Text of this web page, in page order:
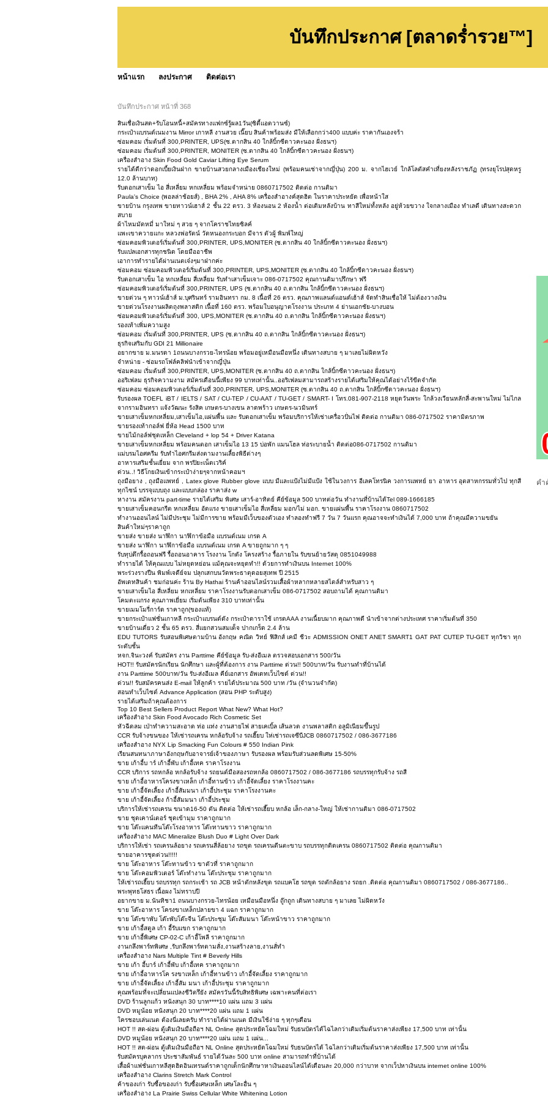
บันทึกประกาศ [ตลาดร่ำรวย™]
หน้าแรก ลงประกาศ ติดต่อเรา
บันทึกประกาศ หน้าที่ 368
สินเชื่อเงินสด+รับโอนหนี้+สมัครทางแฟกซ์รู้ผล1วัน(ซิตี้แอดวานซ์)
กระเป๋าแบรนด์เนมงาน Mirror เกาหลี งานสวย เนี๊ยบ สินค้าพร้อมส่ง มีให้เลือกกว่า400 แบบค่ะ ราคากันเองจร้า
ซ่อมคอม เริ่มต้นที่ 300,PRINTER, UPS(ซ.ตากสิน 40 ใกล้บิ้กซีดาวคะนอง ฝั่งธนฯ)
ซ่อมคอม เริ่มต้นที่ 300,PRINTER, MONITER (ซ.ตากสิน 40 ใกล้บิ้กซีดาวคะนอง ฝั่งธนฯ)
เครื่องสำอาง Skin Food Gold Caviar Lifting Eye Serum
รายได้ดีกว่าดอกเบี้ยเงินฝาก ขายบ้านสวยกลางเมืองเชียงใหม่ (พร้อมคนเช่าจากญี่ปุ่น) 200 ม. จากไฮเวย์ ใกล้โลตัสคำเที่ยงหลังราชภัฏ (ทรงยุโรปสุดหรู
12.0 ล้านบาท)
รับตอกเสาเข็ม ไอ สี่เหลี่ยม หกเหลี่ยม พร้อมจำหน่าย 0860717502 ติดต่อ กานติมา
Paula's Choice (พอลล่าช้อยส์) , BHA 2% , AHA 8% เครื่องสำอางค์สุดฮิต ในราคาประหยัด เพื่อหน้าใส
ขายบ้าน กรุงเทพ ขายทาวน์เฮาส์ 2 ชั้น 22 ตรว. 3 ห้องนอน 2 ห้องน้ำ ต่อเติมหลังบ้าน ทาสีใหม่ทั้งหลัง อยู่ห้วยขวาง ใจกลางเมือง ทำเลดี เดินทางสะดวก
สบาย
ผ้าไหมมัดหมี่ มาใหม่ ๆ สวย ๆ จากโคราชไทยซิลค์
แพะเขาควายแกะ หลวงพ่อรัตน์ วัดหนองกระบอก มีจาร ตัวผู้ พิมพ์ใหญ่
ซ่อมคอมพิวเตอร์เริ่มต้นที่ 300,PRINTER, UPS,MONITER (ซ.ตากสิน 40 ใกล้บิ้กซีดาวคะนอง ฝั่งธนฯ)
รับแปลเอกสารทุกชนิด โดยมืออาชีพ
เอาการทำรายได้ผ่านเนตเจ๋งๆมาฝากค่ะ
ซ่อมคอม ซ่อมคอมพิวเตอร์เริ่มต้นที่ 300,PRINTER, UPS,MONITER (ซ.ตากสิน 40 ใกล้บิ้กซีดาวคะนอง ฝั่งธนฯ)
รับตอกเสาเข็ม ไอ หกเหลี่ยม สี่เหลี่ยม รับทำเสาเข็มเจาะ 086-0717502 คุณกานติมาปรึกษา ฟรี
ซ่อมคอมพิวเตอร์เริ่มต้นที่ 300,PRINTER, UPS (ซ.ตากสิน 40 ถ.ตากสิน ใกล้บิ้กซีดาวคะนอง ฝั่งธนฯ)
ขายด่วน ๆ ทาวน์เฮ้าส์ ม.บุศรินทร์ รามอินทรา กม. 8 เนื้อที่ 26 ตรว. คุณภาพแลนด์แอนด์เฮ้าส์ จัดทำสินเชื่อให้ ไม่ต้องวางเงิน
ขายด่วนโรงงานผลิตถุงพลาสติก เนื้อที่ 160 ตรว. พร้อมใบอนุญาตโรงงาน ประเภท 4 ย่านเอกชัย-บางบอน
ซ่อมคอมพิวเตอร์เริ่มต้นที่ 300, UPS,MONITER (ซ.ตากสิน 40 ถ.ตากสิน ใกล้บิ้กซีดาวคะนอง ฝั่งธนฯ)
รองเท้าเพิ่มความสูง
ซ่อมคอม เริ่มต้นที่ 300,PRINTER, UPS (ซ.ตากสิน 40 ถ.ตากสิน ใกล้บิ้กซีดาวคะนอง ฝั่งธนฯ)
ธุรกิจเสริมกับ GDI 21 Millionaire
อยากขาย ม.มนรดา 1ถนนบางกรวย-ไทรน้อย พร้อมอยู่เหมือนมือหนึ่ง เดินทางสบาย ๆ มาเลยไม่ผิดหวัง
จำหน่าย - ซ่อมรถโฟล์คลิฟนำเข้าจากญี่ปุ่น
ซ่อมคอม เริ่มต้นที่ 300,PRINTER, UPS,MONITER (ซ.ตากสิน 40 ถ.ตากสิน ใกล้บิ้กซีดาวคะนอง ฝั่งธนฯ)
ออริเฟลม ธุรกิจความงาม สมัครเดือนนี้เพียง 99 บาทเท่านั้น..ออริเฟลมสามารถสร้างรายได้เสริมให้คุณได้อย่างไร้ขีดจำกัด
ซ่อมคอม ซ่อมคอมพิวเตอร์เริ่มต้นที่ 300,PRINTER, UPS,MONITER (ซ.ตากสิน 40 ถ.ตากสิน ใกล้บิ้กซีดาวคะนอง ฝั่งธนฯ)
รับรองผล TOEFL iBT / IELTS / SAT / CU-TEP / CU-AAT / TU-GET / SMART- I โทร.081-907-2118 หยุดวันพระ ใกล้วงเวียนหลักสี่-สะพานใหม่ ไม่ไกล
จากรามอินทรา แจ้งวัฒนะ รังสิค เกษตร-บางเขน ลาดพร้าว เกษตร-นวมินทร์
ขายเสาเข็มหกเหลี่ยม,เสาเข็มไอ,แผ่นพื้น และ รับตอกเสาเข็ม พร้อมบริการให้เช่าเครื่อวปั่นไฟ ติดต่อ กานติมา 086-0717502 ราคามิตรภาพ
ขายรองเท้ากอล์ฟ ยี่ห้อ Head 1500 บาท
ขายไม้กอล์ฟชุดเหล็ก Cleveland + lop 54 + Driver Katana
ขายเสาเข็มหกเหลี่ยม พร้อมคนตอก เสาเข็มไอ 13 15 บ่อพัก แมนโฮล ท่อระบายน้ำ ติดต่อ086-0717502 กานติมา
แม่บรมไอศครีม รับทำไอศกรีมส่งตามงานเลี้ยงพิธีต่างๆ
อาหารเสริมชั้นเยี่ยม จาก พรปิยะเน็ตเวริค์
ด่วน..! วิธีโกยเงินเข้ากระเป๋าง่ายๆจากหน้าคอมฯ
ถุงมือยาง , ถุงมือแพทย์ , Latex glove Rubber glove แบบ มีและแป้งไม่มีแป้ง ใช้ในวงการ อีเลคโทรนิค วงการแพทย์ ยา อาหาร อุตสาหกรรมทั่วไป ทุกสี
ทุกไซน์ บรรจุแบบถุง และแบบกล่อง ราคาส่ง w
หางาน สมัครงาน part-time รายได้เสริม พิเศษ เสาร์-อาทิตย์ คีย์ข้อมูล 500 บาทต่อวัน ทำงานที่บ้านได้Tel 089-1666185
ขายเสาเข็มคอนกรีต หกเหลี่ยม อัดแรง ขายเสาเข็มไอ สี่เหลี่ยม มอก/ไม่ มอก. ขายแผ่นพื้น ราคาโรงงาน 0860717502
ทำงานออนไลน์ ไม่มีประชุม ไม่มีการขาย พร้อมมีเว็บของตัวเอง ทำลองทำฟรี 7 วัน 7 วันแรก คุณอาจจะทำเงินได้ 7,000 บาท ถ้าคุณมีความขยัน
สินค้าใหม่ๆราคาถูก
ขายส่ง ขายส่ง นาฬิกา นาฬิกาข้อมือ แบรนด์เนม เกรด A
ขายส่ง นาฬิกา นาฬิกาข้อมือ แบรนด์เนม เกรด A ขายถูกมาก ๆ ๆ
รับทุบ่ตึกรื้อถอนฟรี รื้อถอนอาคาร โรงงาน โกดัง โครงสร้าง รื้อภายใน รับขนย้ายวัสดุ 0851049988
ทำรายได้ ให้คุณแบบ ไม่หยุดหย่อน แม้คุณจะหยุดทำ!! ด้วยการทำเงินบน Internet 100%
พระร่วงรางปืน พิมพ์เจดีย์จม ปลุกเสกบนวัดพระธาตุดอยสุเทพ ปี 2515
อัพเดทสินค้า ชมก่อนค่ะ ร้าน By Hathai ร้านค้าออนไลน์รวมเสื้อผ้าหลากหลายสไตล์สำหรับสาว ๆ
ขายเสาเข็มไอ สี่เหลี่ยม หกเหลี่ยม ราคาโรงงานรับตอกเสาเข็ม 086-0717502 สอบถามได้ คุณกานติมา
โคมตะแกรง คุณภาพเยี่ยม เริ่มต้นเพียง 310 บาทเท่านั้น
ขายเมมโมรี่การ์ด ราคาถูก(ของแท้)
ขายกระเป๋าแฟชั่นเกาหลี กระเป๋าแบรนด์ดัง กระเป๋าดาราใช้ เกรดAAA งานเนี้ยบมาก คุณภาพดี นำเข้าจากต่างประเทศ ราคาเริ่มต้นที่ 350
ขายบ้านเดี่ยว 2 ชั้น 65 ตรว. สี่แยกสวนสมเด็จ ปากเกร็ด 2.4 ล้าน
EDU TUTORS รับสอนพิเศษตามบ้าน อังกฤษ คณิต วิทย์ ฟิสิกส์ เคมี ชีวะ ADMISSION ONET ANET SMART1 GAT PAT CUTEP TU-GET ทุกวิชา ทุก
ระดับชั้น
หจก.จินะวงค์ รับสมัคร งาน Parttime คีย์ข้อมูล รับ-ส่งอีเมล ตรวจสอบเอกสาร 500/วัน
HOT!! รับสมัครนักเรียน นักศึกษา และผู้ที่ต้องการ งาน Parttime ด่วน!! 500บาท/วัน รับงานทำที่บ้านได้
งาน Parttime 500บาท/วัน รับ-ส่งอีเมล คีย์เอกสาร อัพเดทเว็บไซด์ ด่วน!!
ด่วน!! รับสมัครคนส่ง E-mail ให้ลูกค้า รายได้ประมาณ 500 บาท /วัน (จำนวนจำกัด)
สอนทำเว็บไซต์ Advance Application (สอน PHP ระดับสูง)
รายได้เสริมถ้าคุณต้องการ
Top 10 Best Sellers Product Report What New? What Hot?
เครื่องสำอาง Skin Food Avocado Rich Cosmetic Set
หัวฉีดลม เป่าทำความสะอาด ท่อ แท่ง งานสายไฟ สายเคเบิ้ล เส้นลวด งานพลาสติก อลูมิเนียมขึ้นรูป
CCR รับจ้างขนของ ให้เช่ารถเครน หกล้อรับจ้าง รถเฮี๊ยบ ให่เช่ารถเจซีบีJCB 0860717502 / 086-3677186
เครื่องสำอาง NYX Lip Smacking Fun Colours # 550 Indian Pink
เรียนสนทนาภาษาอังกฤษกับอาจารย์เจ้าของภาษา รับรองผล พร้อมรับส่วนลดพิเศษ 15-50%
ขาย เก้าอี้บ าร์ เก้าอี้พับ เก้าอี้เทค ราคาโรงงาน
CCR บริการ รถหกล้อ หกล้อรับจ้าง รถยนต์มือสองรถหกล้อ 0860717502 / 086-3677186 รถบรรทุกรับจ้าง รถสี
ขาย เก้าอี้อาหารโครงขาเหล็ก เก้าอี้ทานข้าว เก้าอี้จัดเลี้ยง ราคาโรงงานคะ
ขาย เก้าอี้จัดเลี้ยง เก้าอี้สัมมนา เก้าอี้ประชุม ราคาโรงงานคะ
ขาย เก้าอี้จัดเลี้ยง ก้าอี้สัมมนา เก้าอี้ประชุม
บริการให้เช่ารถเครน ขนาด16-50 ตัน ติดต่อ ให้เช่ารถเฮี๊ยบ หกล้อ เล็ก-กลาง-ใหญ่ ให้เช่ากานติมา 086-0717502
ขาย ชุดเคาน์เตอร์ ชุดเข้ามุม ราคาถูกมาก
ขาย โต๊ะแคนทีนโต๊ะโรงอาหาร โต๊ะทานขาว ราคาถูกมาก
เครื่องสำอาง MAC Mineralize Blush Duo # Light Over Dark
บริการให้เช่า รถเครนล้อยาง รถเครนสี่ล้อยาง รถขุด รถเครนตีนตะขาบ รถบรรทุกติดเครน 0860717502 ติดต่อ คุณกานติมา
ขายอาคารชุดด่วน!!!!!
ขาย โต๊ะอาหาร โต๊ะทานข้าว ขาตัวที่ ราคาถูกมาก
ขาย โต๊ะคอมพิวเตอร์ โต๊ะทำงาน โต๊ะประชุม ราคาถูกมาก
ให้เช่ารถเฮี๊ยบ รถบรรทุก รถกระเช้า รถ JCB หน้าตักหลังขุด รถแบคโฮ รถขุด รถตักล้อยาง รถยก .ติดต่อ คุณกานติมา 0860717502 / 086-3677186..
พระพุทธโสธร เนื้อผง ไม่ทราบปี
อยากขาย ม.นันทิชา1 ถนนบางกรวย-ไทรน้อย เหมือนมือหนึ่ง ถู๊กถูก เดินทางสบาย ๆ มาเลย ไม่ผิดหวัง
ขาย โต๊ะอาหาร โครงขาเหล็กปลายขา 4 แฉก ราคาถูกมาก
ขาย โต๊ะขาพับ โต๊ะพับโต๊ะจีน โต๊ะประชุม โต๊ะสัมมนา โต๊ะหน้าขาว ราคาถูกมาก
ขาย เก้าอี้สตูล เก้า อี้รับแขก ราคาถูกมาก
ขาย เก้าอี้พิเศษ CP-02-C เก้าอี้โพลี ราคาถูกมาก
งานกลึงพาร์ทพิเศษ ,รับกลึงพาร์ทตามสั่ง,งานสร้างลาย,งานสั่ทำ
เครื่องสำอาง Nars Multiple Tint # Beverly Hills
ขาย เก้า อี้บาร์ เก้าอี้พับ เก้าอี้เทค ราคาถูกมาก
ขาย เก้าอี้อาหารโค รงขาเหล็ก เก้าอี้ทานข้าว เก้าอี้จัดเลี้ยง ราคาถูกมาก
ขาย เก้าอี้จัดเลี้ยง เก้าอี้สัม มนา เก้าอี้ประชุม ราคาถูกมาก
คุณพร้อมที่จะเปลี่ยนแปลงชีวิตรึยัง สมัครวันนี้รับสิทธิพิเศษ เฉพาะคนที่ต่อเรา
DVD ร้านลูกแก้ว หนังสนุก 30 บาท****10 แผ่น แถม 3 แผ่น
DVD หมูน้อย หนังสนุก 20 บาท****20 แผ่น แถม 1 แผ่น
ใครชอบเล่นเนต ต้องนี่เลยครับ ทำรายได้ผ่านเนต มีเงินใช้ง่าย ๆ ทุกๆเดือน
HOT !! สด-ผ่อน ตู้เติมเงินมือถือฯ NL Online สุดประหยัดโฉมใหม่ รับธนบัตรได้ไฉไลกว่าเดิมเริ่มต้นราคาส่งเพียง 17,500 บาท เท่านั้น
DVD หมูน้อย หนังสนุก 20 บาท****20 แผ่น แถม 1 แผ่น...
HOT !! สด-ผ่อน ตู้เติมเงินมือถือฯ NL Online สุดประหยัดโฉมใหม่ รับธนบัตรได้ ไฉไลกว่าเดิมเริ่มต้นราคาส่งเพียง 17,500 บาท เท่านั้น
รับสมัครบุคลากร ประชาสัมพันธ์ รายได้วันละ 500 บาท online สามารถทำที่บ้านได้
เสื้อผ้าแฟชั่นเกาหลีสุดฮิตอินเทรนด์ราคาถูกเด็กนักศึกษาหาเงินออนไลน์ได้เดือนละ 20,000 กว่าบาท จากเว็ปหาเงินบน internet online 100%
เครื่องสำอาง Clarins Stretch Mark Control
ค้าของเก่า รับซื้อของเก่า รับซื้อเศษเหล็ก เศษโละอื่น ๆ
เครื่องสำอาง La Prairie Swiss Cellular White Whitening Lotion
คำ